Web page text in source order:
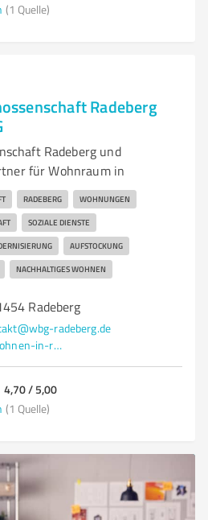
(1 Quelle)
Radeberg
Radeberg und
für Wohnraum in
RADEBERG WOHNUNGEN
SOZIALE DIENSTE
AUFSTOCKUNG
NACHHALTIGES WOHNEN
Radeberg
radeberg.de
www.wbg-radeberg.de/wohnen-in-radeberg.html
4,70 / 5,00
(1 Quelle)